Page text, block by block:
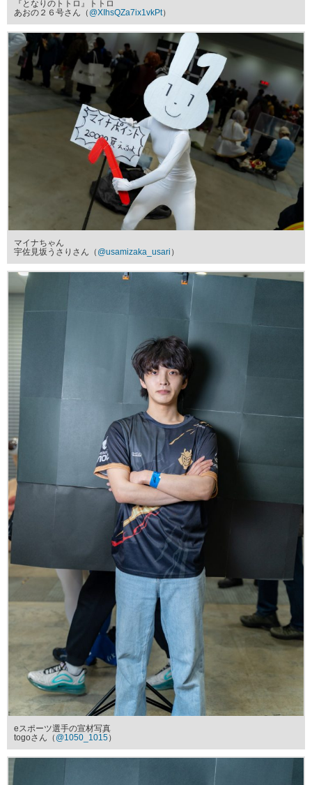
『となりのトトロ』トトロ
あおの２６号さん（ @XIhsQZa7ix1vkPt）
マイナちゃん
宇佐見坂うさりさん（ @usamizaka_usari ）
eスポーツ選手の宣材写真
togoさん（ @1050_1015）